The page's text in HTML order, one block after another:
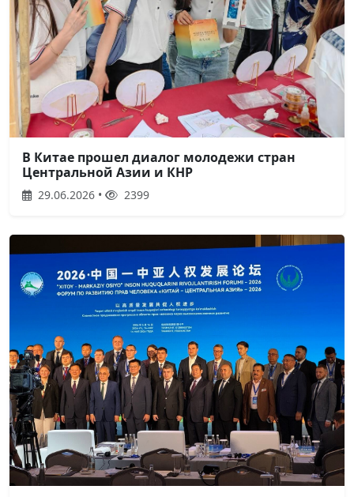
В Китае прошел диалог молодежи стран
Центральной Азии и КНР
29.06.2026 • 2399